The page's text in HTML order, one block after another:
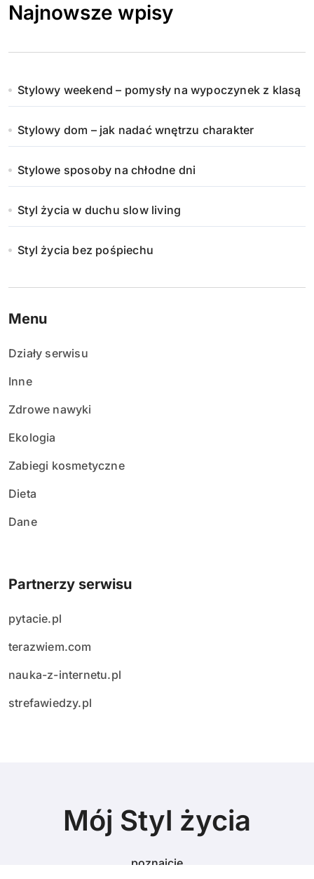
Najnowsze wpisy
Stylowy weekend – pomysły na wypoczynek z klasą
Stylowy dom – jak nadać wnętrzu charakter
Stylowe sposoby na chłodne dni
Styl życia w duchu slow living
Styl życia bez pośpiechu
Menu
Działy serwisu
Inne
Zdrowe nawyki
Ekologia
Zabiegi kosmetyczne
Dieta
Dane
Partnerzy serwisu
pytacie.pl
terazwiem.com
nauka-z-internetu.pl
strefawiedzy.pl
Mój Styl życia
poznajcie